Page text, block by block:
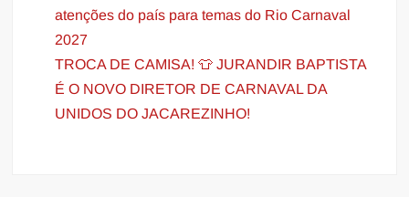
atenções do país para temas do Rio Carnaval
2027
TROCA DE CAMISA! 👕 JURANDIR BAPTISTA
É O NOVO DIRETOR DE CARNAVAL DA
UNIDOS DO JACAREZINHO!